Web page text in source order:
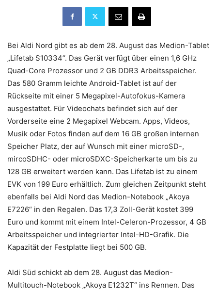
Bei Aldi Nord gibt es ab dem 28. August das Medion-Tablet
„Lifetab S10334“. Das Gerät verfügt über einen 1,6 GHz
Quad-Core Prozessor und 2 GB DDR3 Arbeitsspeicher.
Das 580 Gramm leichte Android-Tablet ist auf der
Rückseite mit einer 5 Megapixel-Autofokus-Kamera
ausgestattet. Für Videochats befindet sich auf der
Vorderseite eine 2 Megapixel Webcam. Apps, Videos,
Musik oder Fotos finden auf dem 16 GB großen internen
Speicher Platz, der auf Wunsch mit einer microSD-,
mircoSDHC- oder microSDXC-Speicherkarte um bis zu
128 GB erweitert werden kann. Das Lifetab ist zu einem
EVK von 199 Euro erhältlich. Zum gleichen Zeitpunkt steht
ebenfalls bei Aldi Nord das Medion-Notebook „Akoya
E7226“ in den Regalen. Das 17,3 Zoll-Gerät kostet 399
Euro und kommt mit einem Intel-Celeron-Prozessor, 4 GB
Arbeitsspeicher und integrierter Intel-HD-Grafik. Die
Kapazität der Festplatte liegt bei 500 GB.
Aldi Süd schickt ab dem 28. August das Medion-
Multitouch-Notebook „Akoya E1232T“ ins Rennen. Das